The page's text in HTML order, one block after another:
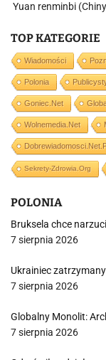
Yuan renminbi
TOP KATEGORIE
Wiadomości
Polonia
Goniec.net
Wolnemedia.net
Sekrety-Zdrowia.org
POLONIA
Bruksela chce
7 sierpnia 2026
Ukrainiec
7 sierpnia 2026
Globalny Monolit:
7 sierpnia 2026